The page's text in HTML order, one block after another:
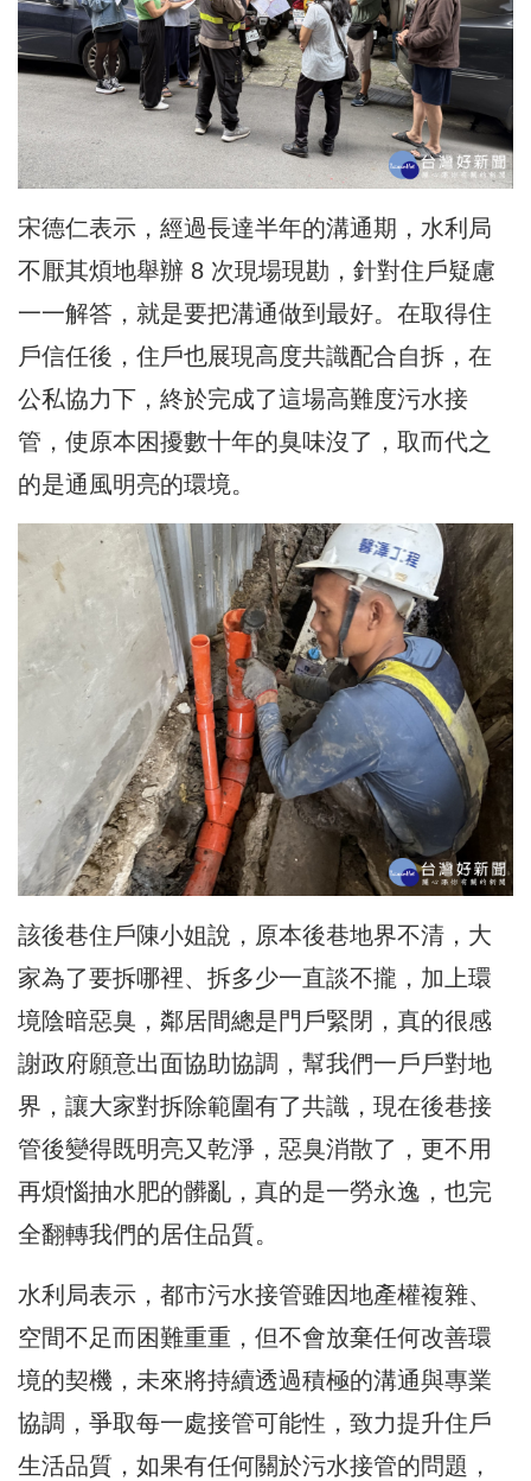
宋德仁表示，經過長達半年的溝通期，水利局
不厭其煩地舉辦 8 次現場現勘，針對住戶疑慮
一一解答，就是要把溝通做到最好。在取得住
戶信任後，住戶也展現高度共識配合自拆，在
公私協力下，終於完成了這場高難度污水接
管，使原本困擾數十年的臭味沒了，取而代之
的是通風明亮的環境。
該後巷住戶陳小姐說，原本後巷地界不清，大
家為了要拆哪裡、拆多少一直談不攏，加上環
境陰暗惡臭，鄰居間總是門戶緊閉，真的很感
謝政府願意出面協助協調，幫我們一戶戶對地
界，讓大家對拆除範圍有了共識，現在後巷接
管後變得既明亮又乾淨，惡臭消散了，更不用
再煩惱抽水肥的髒亂，真的是一勞永逸，也完
全翻轉我們的居住品質。
水利局表示，都市污水接管雖因地產權複雜、
空間不足而困難重重，但不會放棄任何改善環
境的契機，未來將持續透過積極的溝通與專業
協調，爭取每一處接管可能性，致力提升住戶
生活品質，如果有任何關於污水接管的問題，